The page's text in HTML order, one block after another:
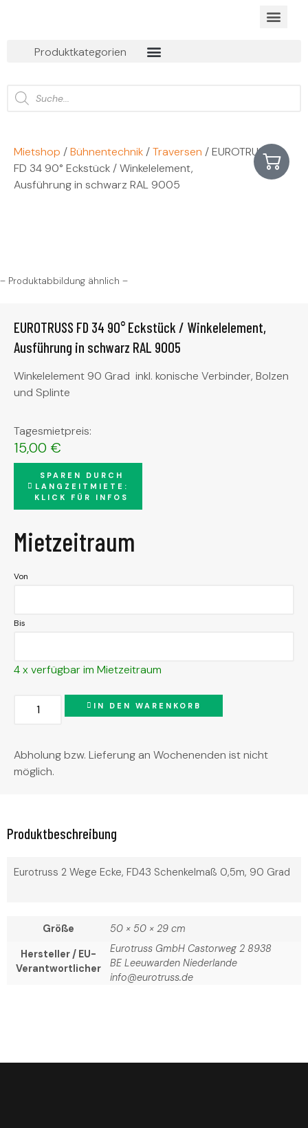
Produktkategorien
Mietshop /Bühnentechnik /Traversen / EUROTRUSS
FD 34 90° Eckstück / Winkelelement,
Ausführung in schwarz RAL 9005
– Produktabbildung ähnlich –
EUROTRUSS FD 34 90° Eckstück / Winkelelement,
Ausführung in schwarz RAL 9005
Winkelelement 90 Grad inkl. konische Verbinder, Bolzen
und Splinte
Tagesmietpreis:
15,00 €
SPAREN DURCH
LANGZEITMIETE:
KLICK FÜR INFOS
Mietzeitraum
Von
Bis
4 x verfügbar im Mietzeitraum
IN DEN WARENKORB
Abholung bzw. Lieferung an Wochenenden ist nicht
möglich.
Produktbeschreibung
Eurotruss 2 Wege Ecke, FD43 Schenkelmaß 0,5m, 90 Grad
Größe 50 × 50 × 29 cm
Hersteller / EU-
Verantwortlicher
Eurotruss GmbH Castorweg 2 8938
BE Leeuwarden Niederlande
info@eurotruss.de